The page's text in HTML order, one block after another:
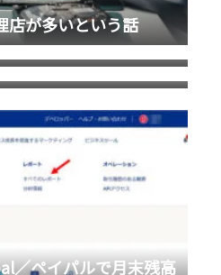
店が多いという話
ドの 貼ってはがせるテ
事
／ペイパルで月末残高